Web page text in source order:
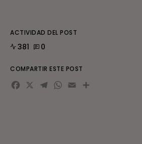
ACTIVIDAD DEL POST
381 0
COMPARTIR ESTE POST
Facebook
X Telegram
WhatsApp
Email